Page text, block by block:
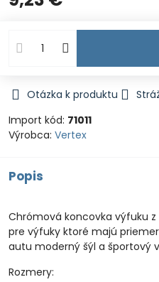
Otázka k produktu
Import kód: 71011
Výrobca: Vertex
Popis
Chrómová koncovka výfuku
pre výfuky ktoré majú
autu moderný šýl a športový
Rozmery: